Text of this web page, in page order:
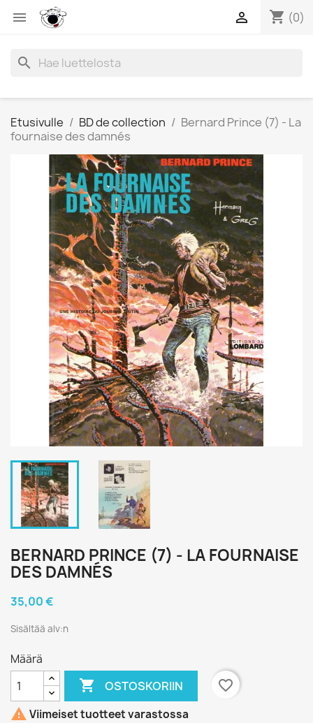
 shopping_cart (0)

search
Etusivulle BD de collection
Bernard Prince (7) - La
fournaise des damnés
BERNARD PRINCE (7) - LA FOURNAISE
DES DAMNÉS
35,00 €
Sisältää alv:n
Määrä
 OSTOSKORIIN
favorite_border
 Viimeiset tuotteet varastossa